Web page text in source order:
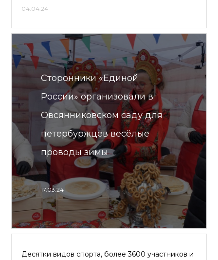
04.04.24
Сторонники «Единой
России» организовали в
Овсянниковском саду для
петербуржцев весёлые
проводы зимы
17.03.24
Десятки видов спорта, более 3600 участников и